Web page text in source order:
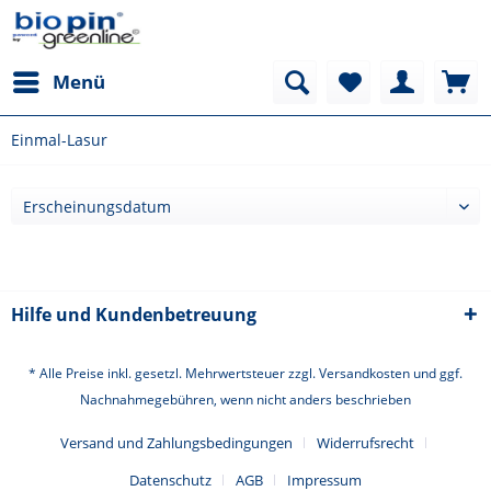
Menü
Einmal-Lasur
Hilfe und Kundenbetreuung
* Alle Preise inkl. gesetzl. Mehrwertsteuer zzgl.Versandkosten und ggf.
Nachnahmegebühren, wenn nicht anders beschrieben
Versand und Zahlungsbedingungen
Widerrufsrecht
Datenschutz
AGB
Impressum